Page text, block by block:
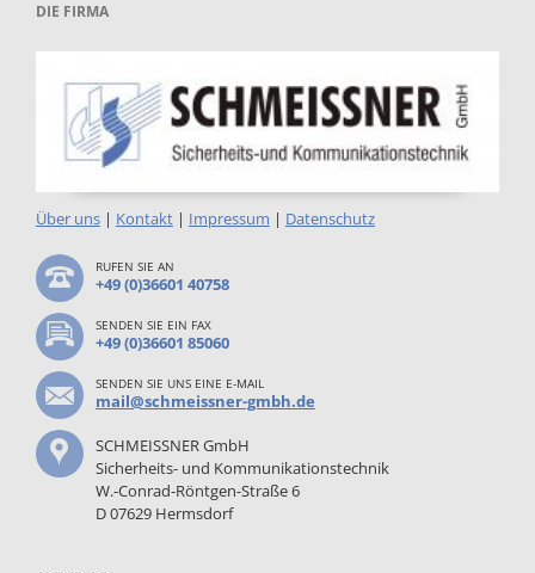
DIE FIRMA
Über uns| Kontakt| Impressum | Datenschutz
RUFEN SIE AN
+49 (0)36601 40758
SENDEN SIE EIN FAX
+49 (0)36601 85060
SENDEN SIE UNS EINE E-MAIL
mail@schmeissner-gmbh.de
SCHMEISSNER GmbH
Sicherheits- und Kommunikationstechnik
W.-Conrad-Röntgen-Straße 6
D 07629 Hermsdorf